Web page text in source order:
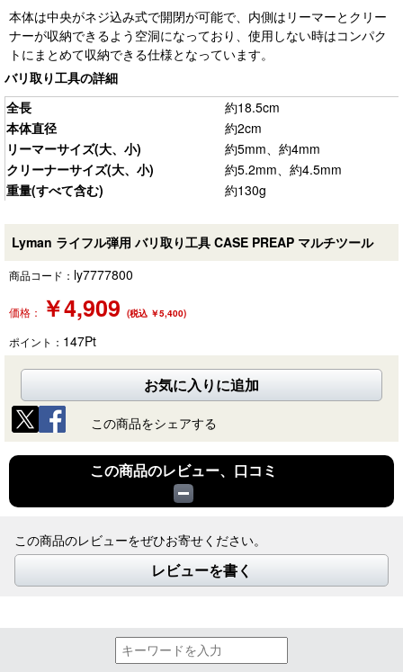
本体は中央がネジ込み式で開閉が可能で、内側はリーマーとクリー
ナーが収納できるよう空洞になっており、使用しない時はコンパク
トにまとめて収納できる仕様となっています。
バリ取り工具の詳細
全長
約18.5cm
本体直径
約2cm
リーマーサイズ(大、小)
約5mm、約4mm
クリーナーサイズ(大、小)
約5.2mm、約4.5mm
重量(すべて含む)
約130g
Lyman ライフル弾用 バリ取り工具 CASE PREAP マルチツール
商品コード： ly7777800
価格： ￥4,909 (税込 ￥5,400)
ポイント： 147Pt
お気に入りに追加
この商品をシェアする
この商品のレビュー、口コミ
この商品のレビューをぜひお寄せください。
レビューを書く